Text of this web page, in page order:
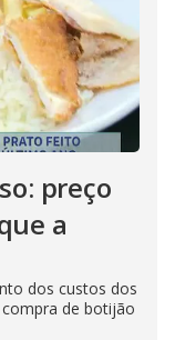
preço
a
dos custos dos
de botijão